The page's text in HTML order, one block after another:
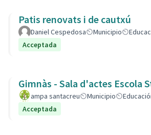
Patis renovats i de cautxú
Daniel Cespedosa Municipio
Acceptada
Gimnàs - Sala d'actes Escola
ampa santacreu Municipio
Acceptada